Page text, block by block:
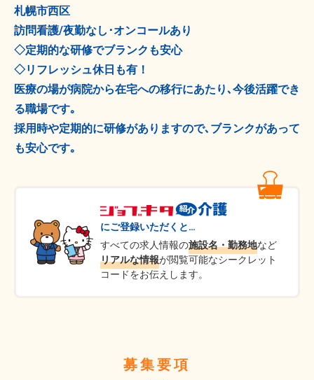
札幌市西区
訪問看護/夜勤なし･オンコールあり
◇定期的な研修でブランクも安心
◇リフレッシュ休日も有！
医療の場が病院から在宅への移行にあたり､今後活躍でき
る職場です｡
採用時や定期的に研修がありますので､ブランクがあって
も安心です｡
にご登録いただくと…
すべての求人情報の施設名・勤務地など
リアルな情報が閲覧可能なシークレット
コードをお伝えします。
募集要項